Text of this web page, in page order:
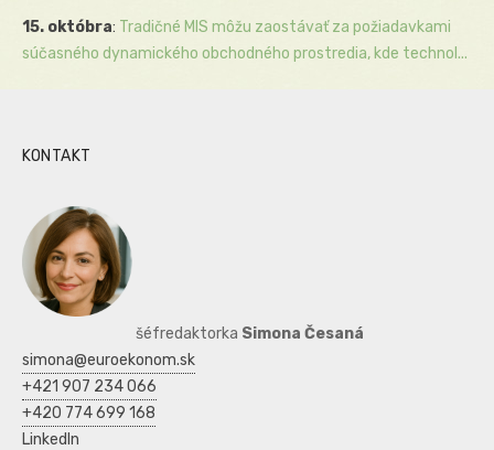
15. októbra: Tradičné MIS môžu zaostávať za požiadavkami
súčasného dynamického obchodného prostredia, kde technol...
KONTAKT
šéfredaktorka Simona Česaná
simona@euroekonom.sk
+421 907 234 066
+420 774 699 168
LinkedIn